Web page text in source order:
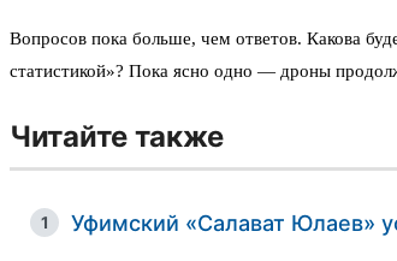
Вопросов пока больше, чем ответов. Какова
статистикой»? Пока ясно одно — дроны
Читайте также
1 Уфимский «Салават Юлаев»